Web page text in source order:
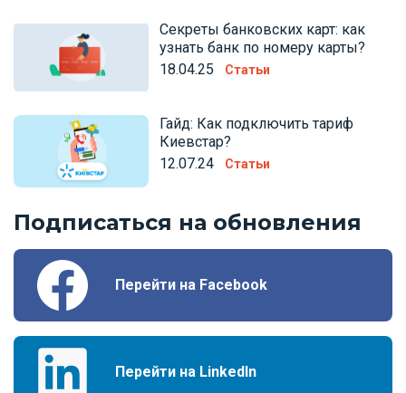
Секреты банковских карт: как
узнать банк по номеру карты?
18.04.25
Статьи
Гайд: Как подключить тариф
Киевстар?
12.07.24
Статьи
Подписаться на обновления
Перейти на Facebook
Перейти на LinkedIn